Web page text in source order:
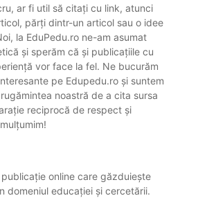
ar fi util să citați cu link, atunci
părți dintr-un articol sau o idee
la EduPedu.ro ne-am asumat
și sperăm că și publicațiile cu
vor face la fel. Ne bucurăm
pe Edupedu.ro și suntem
noastră de a cita sursa
reciprocă de respect și
online care găzduiește
domeniul educației și cercetării.